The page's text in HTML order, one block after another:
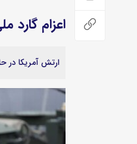
صنعت خودروسازی
خودرو و حمل و نقل
اعزام گارد
ارتش آمریکا در